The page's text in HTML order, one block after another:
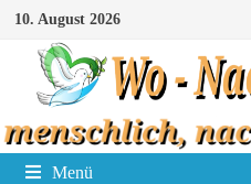
Zum
Inhalt
springen
10. August 2026
Menü